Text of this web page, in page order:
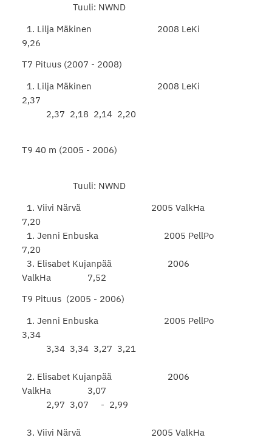
Tuuli: NWND
1. Lilja Mäkinen 2008 LeKi
9,26
T7 Pituus (2007 - 2008)
1. Lilja Mäkinen 2008 LeKi
2,37
2,37 2,18 2,14 2,20
T9 40 m (2005 - 2006)
Tuuli: NWND
1. Viivi Närvä 2005 ValkHa
7,20
1. Jenni Enbuska 2005 PellPo
7,20
3. Elisabet Kujanpää 2006
ValkHa 7,52
T9 Pituus (2005 - 2006)
1. Jenni Enbuska 2005 PellPo
3,34
3,34 3,34 3,27 3,21
2. Elisabet Kujanpää 2006
ValkHa 3,07
2,97 3,07 - 2,99
3. Viivi Närvä 2005 ValkHa